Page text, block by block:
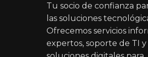
Tu socio de confianza
las soluciones
Ofrecemos servicios
expertos, soporte de TI y